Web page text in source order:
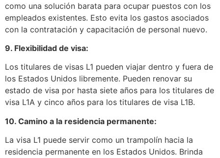
como una solución barata para ocupar puestos con los
empleados existentes. Esto evita los gastos asociados
con la contratación y capacitación de personal nuevo.
9. Flexibilidad de visa:
Los titulares de visas L1 pueden viajar dentro y fuera de
los Estados Unidos libremente. Pueden renovar su
estado de visa por hasta siete años para los titulares de
visa L1A y cinco años para los titulares de visa L1B.
10. Camino a la residencia permanente:
La visa L1 puede servir como un trampolín hacia la
residencia permanente en los Estados Unidos. Brinda